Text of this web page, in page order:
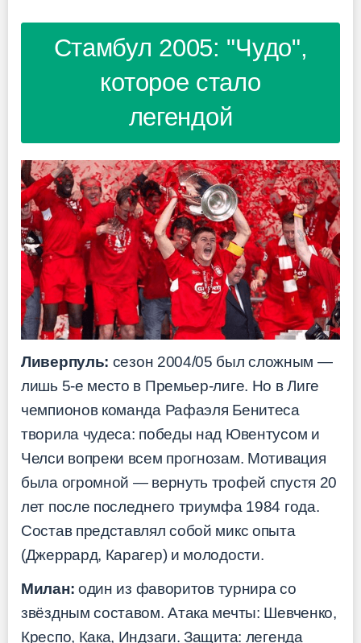
Стамбул 2005: "Чудо",
которое стало
легендой
Ливерпуль: сезон 2004/05 был сложным —
лишь 5-е место в Премьер-лиге. Но в Лиге
чемпионов команда Рафаэля Бенитеса
творила чудеса: победы над Ювентусом и
Челси вопреки всем прогнозам. Мотивация
была огромной — вернуть трофей спустя 20
лет после последнего триумфа 1984 года.
Состав представлял собой микс опыта
(Джеррард, Карагер) и молодости.
Милан: один из фаворитов турнира со
звёздным составом. Атака мечты: Шевченко,
Креспо, Кака, Индзаги. Защита: легенда